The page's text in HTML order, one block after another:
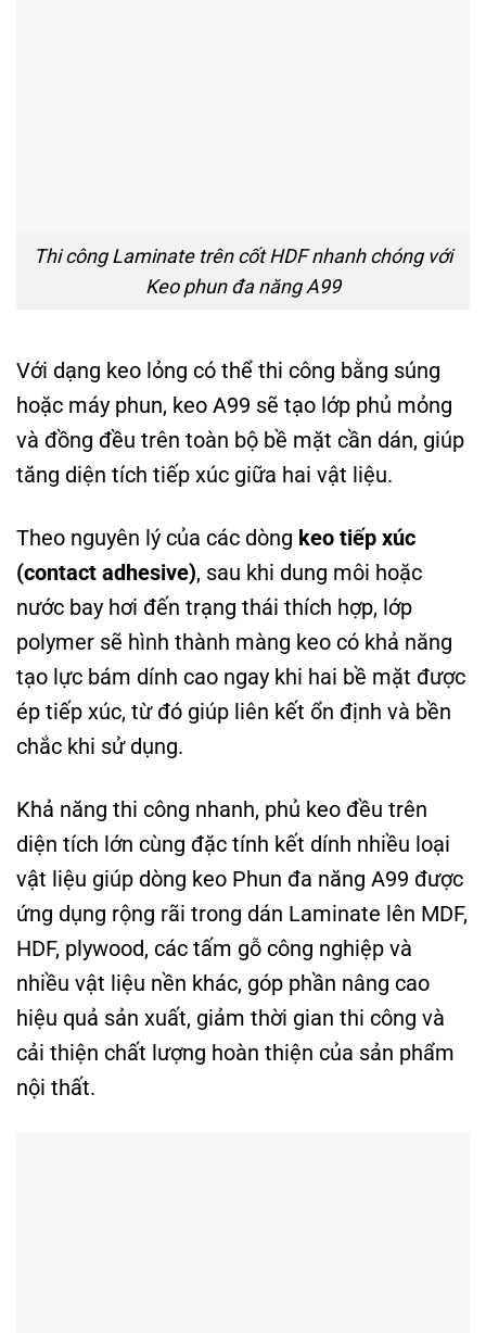
Thi công Laminate trên cốt HDF nhanh chóng với
Keo phun đa năng A99
Với dạng keo lỏng có thể thi công bằng súng
hoặc máy phun, keo A99 sẽ tạo lớp phủ mỏng
và đồng đều trên toàn bộ bề mặt cần dán, giúp
tăng diện tích tiếp xúc giữa hai vật liệu.
Theo nguyên lý của các dòng keo tiếp xúc
(contact adhesive), sau khi dung môi hoặc
nước bay hơi đến trạng thái thích hợp, lớp
polymer sẽ hình thành màng keo có khả năng
tạo lực bám dính cao ngay khi hai bề mặt được
ép tiếp xúc, từ đó giúp liên kết ổn định và bền
chắc khi sử dụng.
Khả năng thi công nhanh, phủ keo đều trên
diện tích lớn cùng đặc tính kết dính nhiều loại
vật liệu giúp dòng keo Phun đa năng A99 được
ứng dụng rộng rãi trong dán Laminate lên MDF,
HDF, plywood, các tấm gỗ công nghiệp và
nhiều vật liệu nền khác, góp phần nâng cao
hiệu quả sản xuất, giảm thời gian thi công và
cải thiện chất lượng hoàn thiện của sản phẩm
nội thất.